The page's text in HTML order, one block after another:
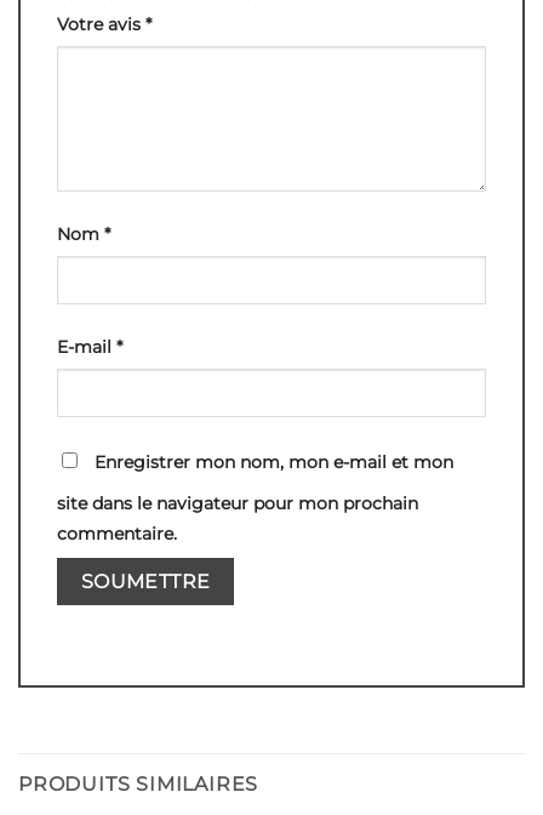
Votre avis *
Nom *
E-mail *
Enregistrer mon nom, mon e-mail et mon
site dans le navigateur pour mon prochain
commentaire.
PRODUITS SIMILAIRES